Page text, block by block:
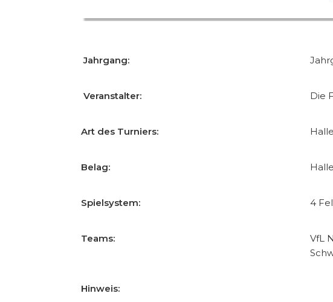
Jahrgang:
Veranstalter: Die
Art des Turniers:
Belag:
Spielsystem: 4
Teams:
VfL
Hinweis: